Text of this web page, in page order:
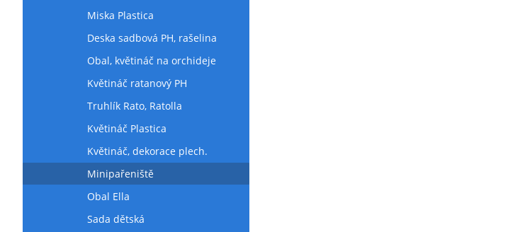
Miska Plastica
Deska sadbová PH, rašelina
Obal, květináč na orchideje
Květináč ratanový PH
Truhlík Rato, Ratolla
Květináč Plastica
Květináč, dekorace plech.
Minipařeniště
Obal Ella
Sada dětská